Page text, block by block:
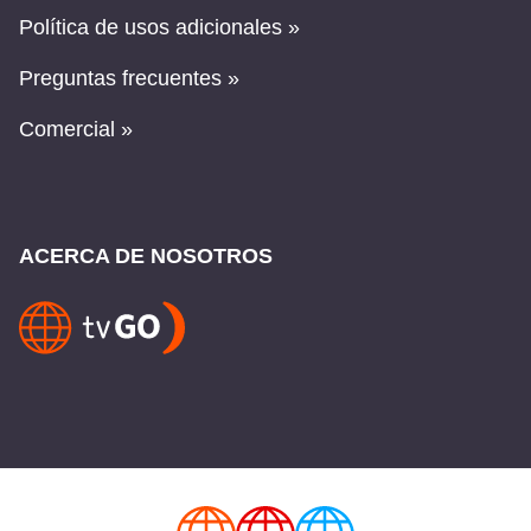
Política de usos adicionales »
Preguntas frecuentes »
Comercial »
ACERCA DE NOSOTROS